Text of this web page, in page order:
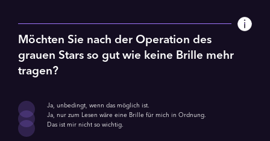
Möchten Sie nach der Operation des
grauen Stars so gut wie keine Brille mehr
tragen?
Ja, unbedingt, wenn das möglich ist.
Ja, nur zum Lesen wäre eine Brille für mich in Ordnung.
Das ist mir nicht so wichtig.